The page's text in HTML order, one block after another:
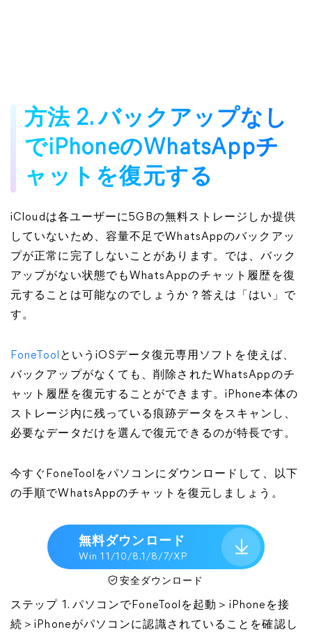
方法 2. バックアップなし
でiPhoneのWhatsAppチ
ャットを復元する
iCloudは各ユーザーに5GBの無料ストレージしか提供
していないため、容量不足でWhatsAppのバックアッ
プが正常に完了しないことがあります。では、バック
アップがない状態でもWhatsAppのチャット履歴を復
元することは可能なのでしょうか？答えは「はい」で
す。
FoneTool というiOSデータ復元専用ソフトを使えば、
バックアップがなくても、削除されたWhatsAppのチ
ャット履歴を復元することができます。iPhone本体の
ストレージ内に残っている痕跡データをスキャンし、
必要なデータだけを選んで復元できるのが特長です。
今すぐFoneToolをパソコンにダウンロードして、以下
の手順でWhatsAppのチャットを復元しましょう。
無料ダウンロード
Win 11/10/8.1/8/7/XP
安全ダウンロード
ステップ 1. パソコンでFoneToolを起動＞iPhoneを接
続＞iPhoneがパソコンに認識されていることを確認し